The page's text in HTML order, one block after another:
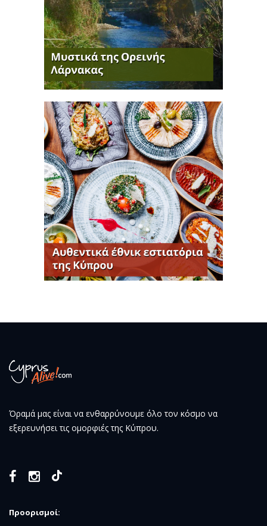
Όραμά μας είναι να ενθαρρύνουμε όλο τον κόσμο να
εξερευνήσει τις ομορφιές της Κύπρου.
Προορισμοί: